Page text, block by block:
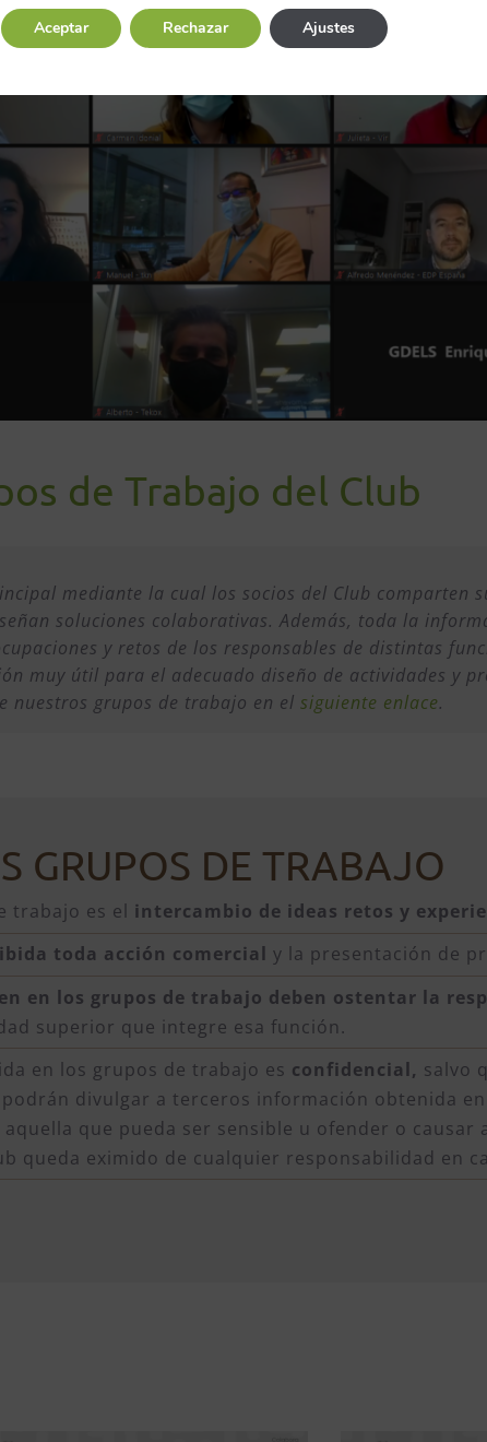
de Trabajo del Club
mediante la cual los socios del Club comparten
soluciones colaborativas. Además, toda la
y retos de los responsables de distintas
muy útil para el adecuado diseño de actividades y
nuestros grupos de trabajo en elsiguiente enlace.
GRUPOS DE TRABAJO
trabajo es el intercambio de ideas retos y
toda acción comercial y la presentación de
en los grupos de trabajo deben ostentar la
superior que integre esa función.
en los grupos de trabajo es confidencial, salvo
divulgar a terceros información obtenida
que pueda ser sensible u ofender o
queda eximido de cualquier responsabilidad en
Aceptar Rechazar Ajustes